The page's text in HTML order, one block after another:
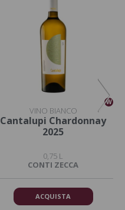
W
VINO BIANCO
Cantalupi Chardonnay
2025
0,75 L
CONTI ZECCA
ACQUISTA